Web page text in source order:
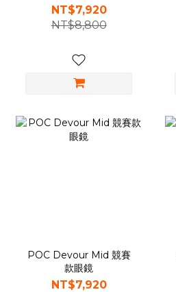
NT$7,920
NT$8,800
POC Devour Mid 競賽
款眼鏡
NT$7,920